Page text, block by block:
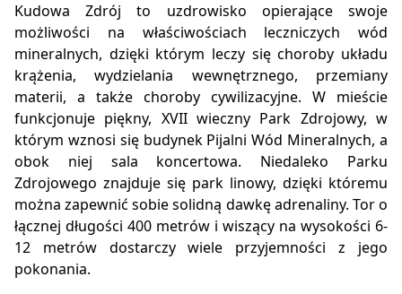
Kudowa Zdrój to uzdrowisko opierające swoje
możliwości na właściwościach leczniczych wód
mineralnych, dzięki którym leczy się choroby układu
krążenia, wydzielania wewnętrznego, przemiany
materii, a także choroby cywilizacyjne. W mieście
funkcjonuje piękny, XVII wieczny Park Zdrojowy, w
którym wznosi się budynek Pijalni Wód Mineralnych, a
obok niej sala koncertowa. Niedaleko Parku
Zdrojowego znajduje się park linowy, dzięki któremu
można zapewnić sobie solidną dawkę adrenaliny. Tor o
łącznej długości 400 metrów i wiszący na wysokości 6-
12 metrów dostarczy wiele przyjemności z jego
pokonania.